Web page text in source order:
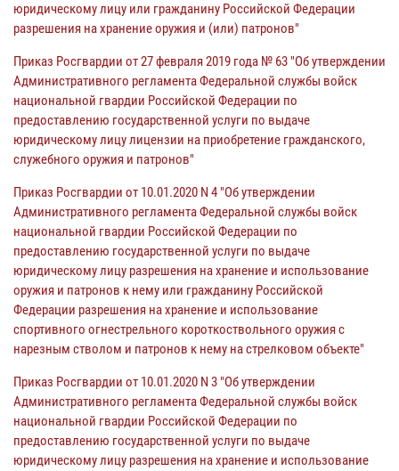
юридическому лицу или гражданину Российской Федерации
разрешения на хранение оружия и (или) патронов"
Приказ Росгвардии от 27 февраля 2019 года № 63 "Об утверждении
Административного регламента Федеральной службы войск
национальной гвардии Российской Федерации по
предоставлению государственной услуги по выдаче
юридическому лицу лицензии на приобретение гражданского,
служебного оружия и патронов"
Приказ Росгвардии от 10.01.2020 N 4 "Об утверждении
Административного регламента Федеральной службы войск
национальной гвардии Российской Федерации по
предоставлению государственной услуги по выдаче
юридическому лицу разрешения на хранение и использование
оружия и патронов к нему или гражданину Российской
Федерации разрешения на хранение и использование
спортивного огнестрельного короткоствольного оружия с
нарезным стволом и патронов к нему на стрелковом объекте"
Приказ Росгвардии от 10.01.2020 N 3 "Об утверждении
Административного регламента Федеральной службы войск
национальной гвардии Российской Федерации по
предоставлению государственной услуги по выдаче
юридическому лицу разрешения на хранение и использование